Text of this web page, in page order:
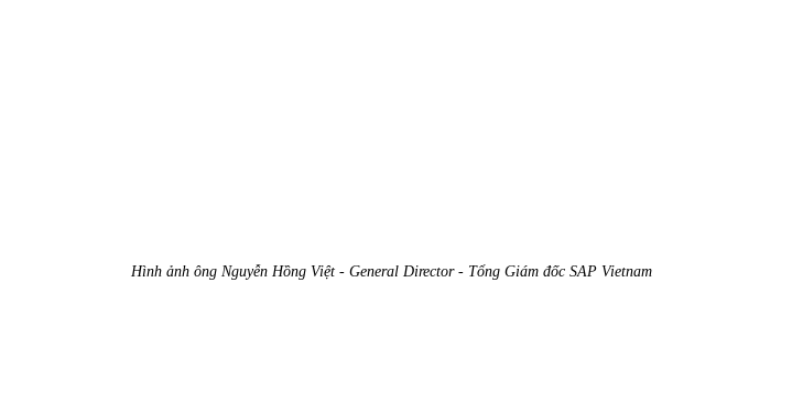
Hình ảnh ông Nguyễn Hồng Việt - General Director - Tổng Giám đốc SAP Vietnam